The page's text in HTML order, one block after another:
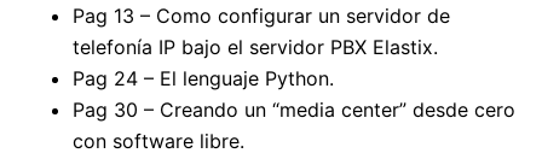
Pag 13 – Como configurar un servidor de
telefonía IP bajo el servidor PBX Elastix.
Pag 24 – El lenguaje Python.
Pag 30 – Creando un “media center” desde cero
con software libre.